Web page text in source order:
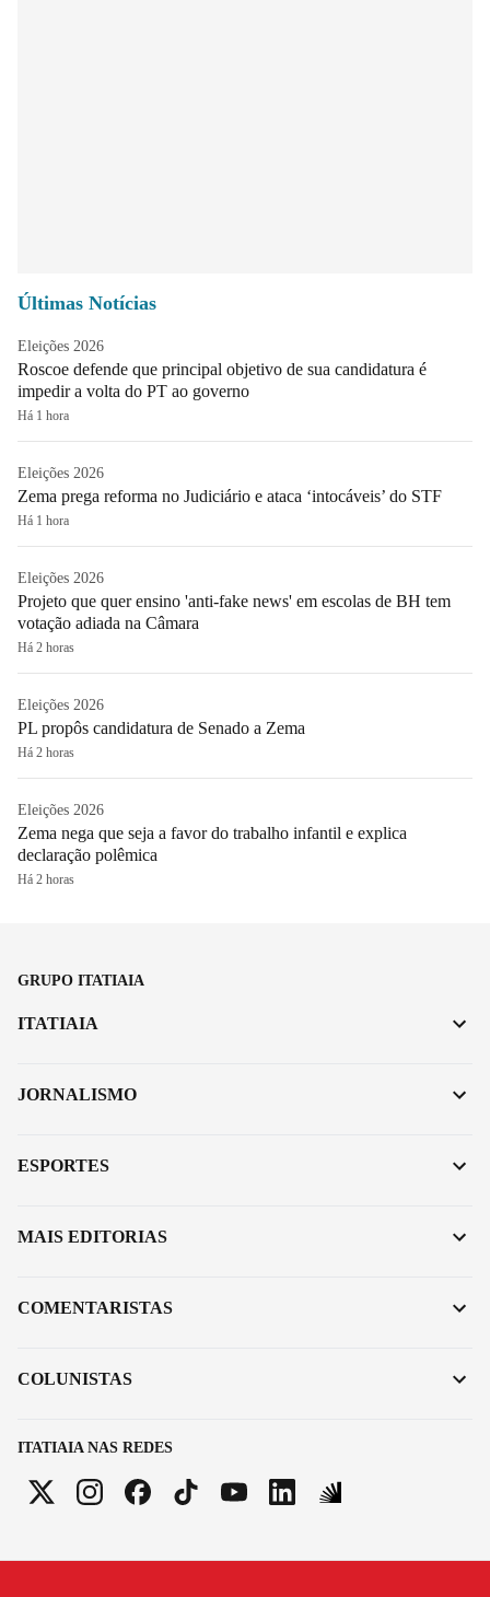
Últimas Notícias
Eleições 2026
Roscoe defende que principal objetivo de sua candidatura é
impedir a volta do PT ao governo
Há 1 hora
Eleições 2026
Zema prega reforma no Judiciário e ataca ‘intocáveis’ do STF
Há 1 hora
Eleições 2026
Projeto que quer ensino 'anti-fake news' em escolas de BH tem
votação adiada na Câmara
Há 2 horas
Eleições 2026
PL propôs candidatura de Senado a Zema
Há 2 horas
Eleições 2026
Zema nega que seja a favor do trabalho infantil e explica
declaração polêmica
Há 2 horas
GRUPO ITATIAIA
ITATIAIA NAS REDES
ITATIAIA
JORNALISMO
ESPORTES
MAIS EDITORIAS
COMENTARISTAS
COLUNISTAS